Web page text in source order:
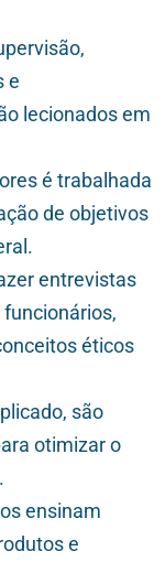
e
lecionados em
é trabalhada
de objetivos
entrevistas
éticos
são
otimizar o
ensinam
e